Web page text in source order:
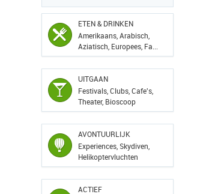
ETEN & DRINKEN
Amerikaans, Arabisch,
Aziatisch, Europees, Fa...
UITGAAN
Festivals, Clubs, Cafe's,
Theater, Bioscoop
AVONTUURLIJK
Experiences, Skydiven,
Helikoptervluchten
ACTIEF